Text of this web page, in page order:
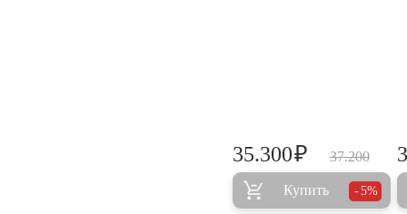
37.200
35.300₽
Купить 5%